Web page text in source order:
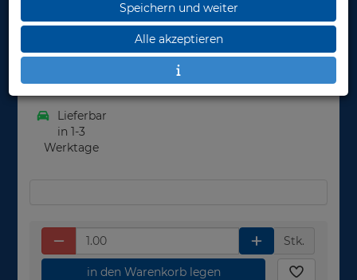
Herstellerpreis: 49,00 €
49,00 €
Lieferbar
in 1-3
Werktage
Stk.
in den Warenkorb legen
Speichern und weiter
Alle akzeptieren